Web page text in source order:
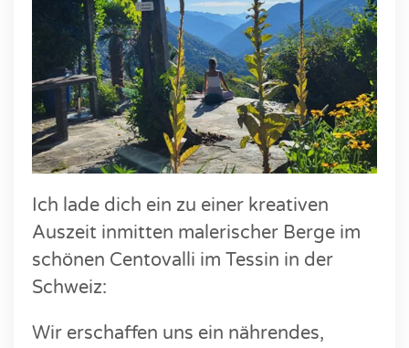
Ich lade dich ein zu einer kreativen
Auszeit inmitten malerischer Berge im
schönen Centovalli im Tessin in der
Schweiz:
Wir erschaffen uns ein nährendes,